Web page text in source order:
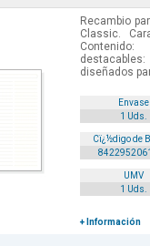
Recambio
Classic.
diseñados
Envase
1 Uds.
Cï¿½digo de
UMV
1 Uds.
+ Información